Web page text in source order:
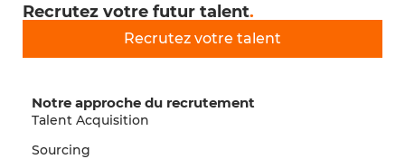
Recrutez votre futur talent.
Recrutez votre talent
Notre approche du recrutement
Talent Acquisition
Sourcing